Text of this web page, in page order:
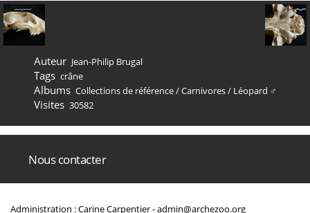
Auteur Jean-Philip Brugal
Tags crâne
Albums Collections de référence/Carnivores/ Léopard ♂
Visites 30582
Nous contacter
Administration : Carine Carpentier -admin@archezoo.org